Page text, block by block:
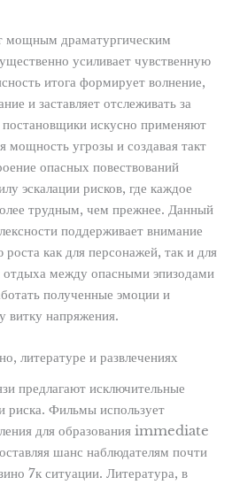
мощным драматургическим
усиливает чувственную
итога формирует волнение,
и заставляет отслеживать за
искусно применяют
мощность угрозы и создавая такт
опасных повествований
эскалации рисков, где каждое
трудным, чем прежнее. Данный
поддерживает внимание
как для персонажей, так и для
отдыха между опасными эпизодами
полученные эмоции и
витку напряжения.
литературе и развлечениях
предлагают исключительные
Фильмы использует
для образования immediate
шанс наблюдателям почти
7к ситуации. Литература, в